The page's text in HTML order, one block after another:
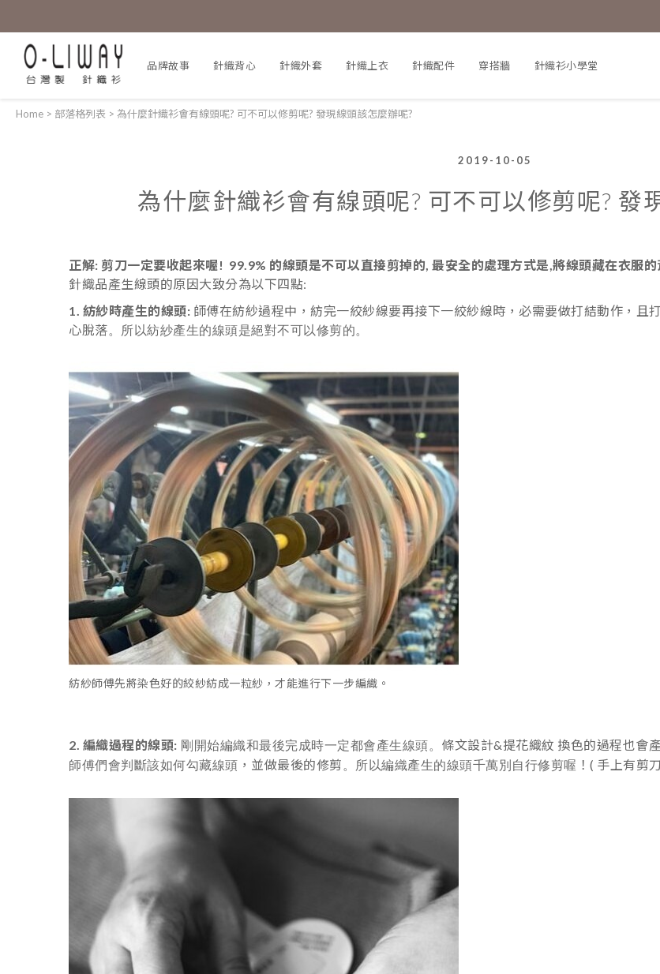
品牌故事 針織背心 針織外套 針織上衣 針織配件 穿搭牆 針織衫小學堂
Home > 部落格列表 > 為什麼針織衫會有線頭呢? 可不可以修剪呢? 發現線頭該怎麼辦呢?
2019-10-05
為什麼針織衫會有線頭呢? 可不可以修剪呢? 發
正解: 剪刀一定要收起來喔! 99.9% 的線頭是不可以直接剪掉的, 最安全的處理方式是,將線頭藏在衣服的
針織品產生線頭的原因大致分為以下四點:
1. 紡紗時產生的線頭: 師傅在紡紗過程中 ，紡完一絞紗線要再接下一絞紗線時，必需要做打結動作，
心脫落。所以紡紗產生的線頭是絕對不可以修剪的。
紡紗師傅先將染色好的絞紗紡成一粒紗 ，才能進行下一步編織 。
2. 編織過程的線頭: 剛開始編織和最後完成時一定都會產生線頭。 條文設計&提花織紋 換色的過程也會
師傅們會判斷該如何勾藏線頭 ，並做最後的修剪 。所以編織產生的線頭千萬別自行修剪喔 ！( 手上有剪